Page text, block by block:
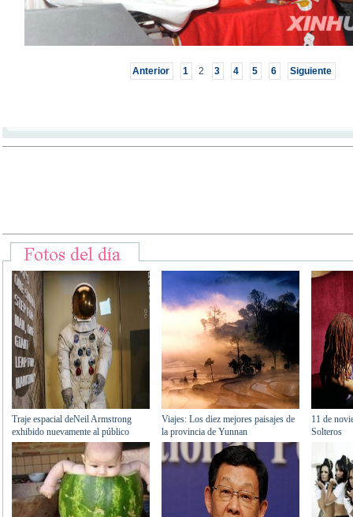
Anterior 1 2 3 4 5 6 Siguiente